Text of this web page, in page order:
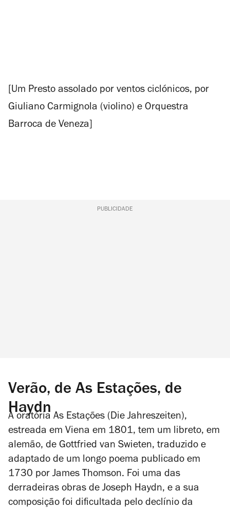
[Um Presto assolado por ventos ciclónicos, por
Giuliano Carmignola (violino) e Orquestra
Barroca de Veneza]
PUBLICIDADE
Verão, de As Estações, de
Haydn
A oratória As Estações (Die Jahreszeiten),
estreada em Viena em 1801, tem um libreto, em
alemão, de Gottfried van Swieten, traduzido e
adaptado de um longo poema publicado em
1730 por James Thomson. Foi uma das
derradeiras obras de Joseph Haydn, e a sua
composição foi dificultada pelo declínio da